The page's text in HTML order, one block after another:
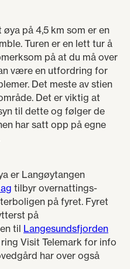
på 4,5 km som er en
Turen er en lett tur å
på at du må over
være en utfordring for
Det meste av stien
Det er viktig at
til dette og følger de
har satt opp på egne
er Langøytangen
tilbyr overnattings-
på fyret. Fyret
på
til Langesundsfjorden
Visit Telemark for info
har over også